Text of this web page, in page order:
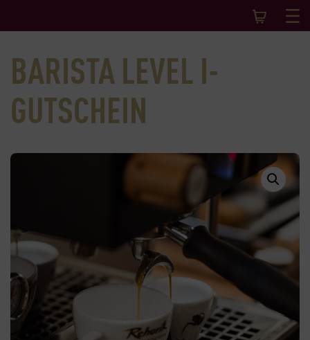
BARISTA LEVEL I-
GUTSCHEIN